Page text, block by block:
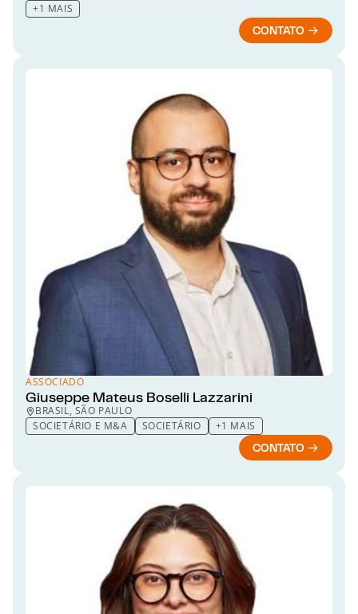
+1 MAIS
CONTATO
ASSOCIADO
Giuseppe Mateus Boselli Lazzarini
BRASIL, SÃO PAULO
SOCIETÁRIO E M&A
SOCIETÁRIO +1 MAIS
CONTATO